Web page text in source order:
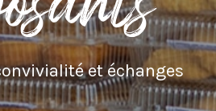
et échanges